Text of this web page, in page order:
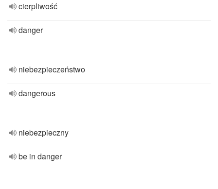
cierpliwość
danger
niebezpieczeństwo
dangerous
niebezpieczny
be in danger